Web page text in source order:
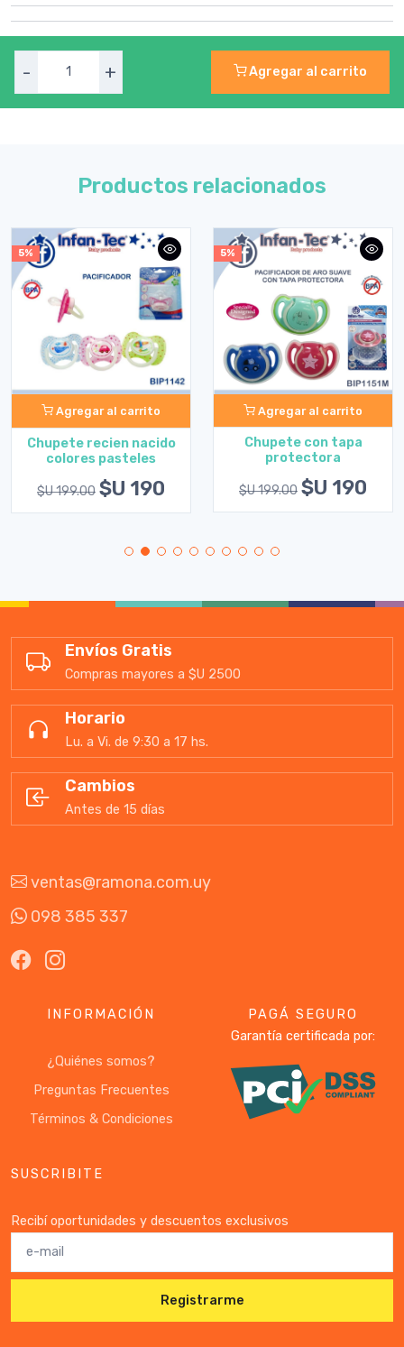
- + Agregar al carrito
Productos relacionados
5%
Agregar al carrito
Chupete recien nacido
colores pasteles
$U 199.00 $U 190
5%
Agregar al carrito
Chupete con tapa
protectora
$U 199.00 $U 190
Envíos Gratis
Compras mayores a $U 2500
Horario
Lu. a Vi. de 9:30 a 17 hs.
Cambios
Antes de 15 días
ventas@ramona.com.uy
098 385 337
INFORMACIÓN
¿Quiénes somos?
Preguntas Frecuentes
Términos & Condiciones
PAGÁ SEGURO
Garantía certificada por:
SUSCRIBITE
Recibí oportunidades y descuentos exclusivos
Registrarme